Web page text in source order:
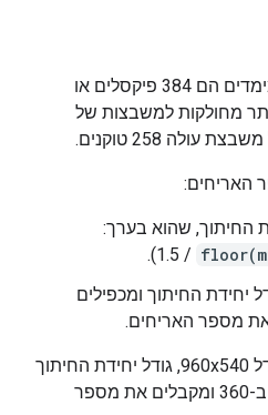
‫258 טוקנים אם שני המימדים הם ‎384 פיקסלים או
מחולקות למשבצות של
האריחים:
החיתוך, שהוא בערך:
/ 1.5).
יחידת החיתוך ומכפילים
מספר האריחים.
לדוגמה, אם התמונה היא בגודל 960x540, גודל יחידת החיתוך
יהיה 360. מחלקים כל מאפיין ב-360 ומקבלים את מספר